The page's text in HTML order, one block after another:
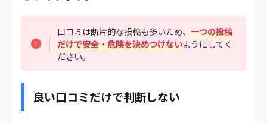
口コミは断片的な投稿も多いため、一つの投稿
だけで安全・危険を決めつけないようにしてく
ださい。
良い口コミだけで判断しない